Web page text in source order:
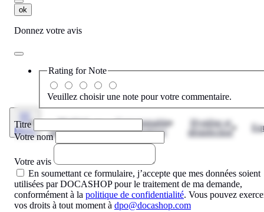
Menu
Matériel
informatique
Consommable
informatique
Hygiène et
désinfection
ok
Donnez votre avis
Rating forNote
Veuillez choisir une note pour votre commentaire.
Titre
Votre nom
Votre avis
En soumettant ce formulaire, j’accepte que mes données soient
utilisées par DOCASHOP pour le traitement de ma demande,
conformément à la politique de confidentialité. Vous pouvez
vos droits à tout moment à dpo@docashop.com